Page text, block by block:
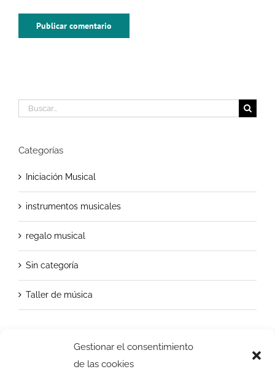
Gestionar el consentimiento
de las cookies
Buscar:
Categorías
Iniciación Musical
instrumentos musicales
regalo musical
Sin categoría
Taller de música